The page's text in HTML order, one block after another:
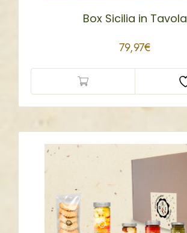
Box Sicilia in Tavola
79,97€